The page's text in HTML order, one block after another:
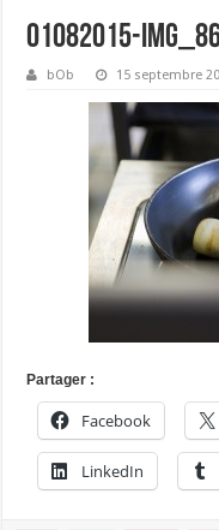
01082015-
bOb 15 septembre
Partager :
Facebook
LinkedIn